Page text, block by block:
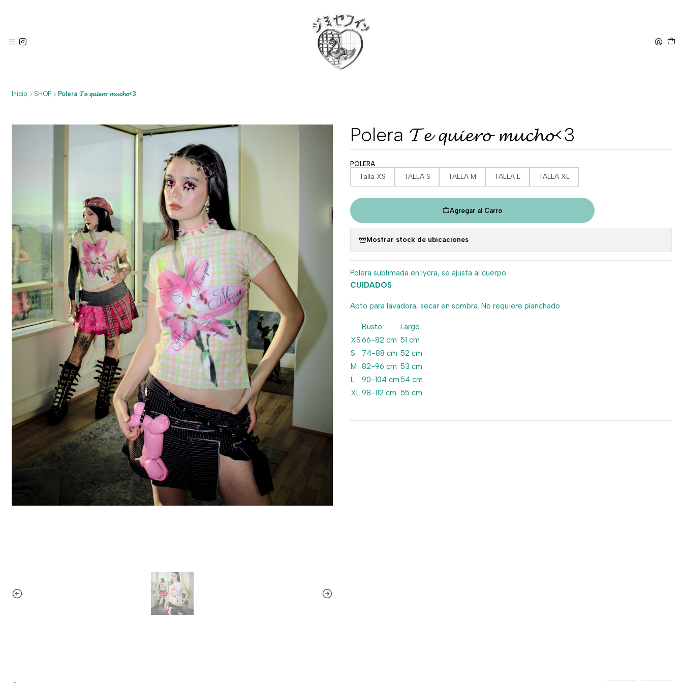
Inicio SHOP Polera 𝓣𝓮 𝓺𝓾𝓲𝓮𝓻𝓸 𝓶𝓾𝓬𝓱𝓸<3
Polera 𝓣𝓮 𝓺𝓾𝓲𝓮𝓻𝓸 𝓶𝓾𝓬𝓱𝓸<3
POLERA
Talla XS TALLA S TALLA M TALLA L TALLA XL
Agregar al Carro
Mostrar stock de ubicaciones
Polera sublimada en lycra, se ajusta al cuerpo.
CUIDADOS
Apto para lavadora, secar en sombra. No requiere planchado
Busto
Largo
XS66-82 cm 51 cm
S
74-88 cm 52 cm
M
82-96 cm 53 cm
L
90-104 cm54 cm
XL 98-112 cm 55 cm